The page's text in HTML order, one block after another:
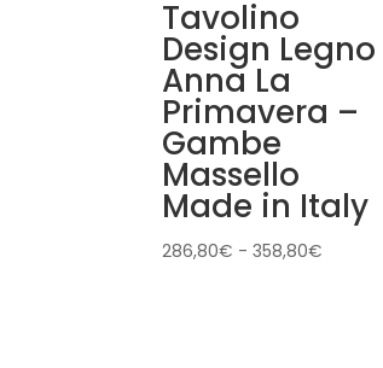
Tavolino
Design Legno
Anna La
Primavera –
Gambe
Massello
Made in Italy
286,80€ - 358,80€